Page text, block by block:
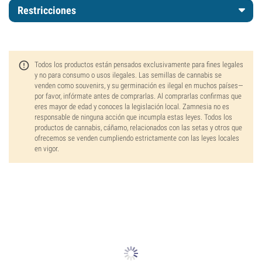
Restricciones
Todos los productos están pensados exclusivamente para fines legales
y no para consumo o usos ilegales. Las semillas de cannabis se
venden como souvenirs, y su germinación es ilegal en muchos países—
por favor, infórmate antes de comprarlas. Al comprarlas confirmas que
eres mayor de edad y conoces la legislación local. Zamnesia no es
responsable de ninguna acción que incumpla estas leyes. Todos los
productos de cannabis, cáñamo, relacionados con las setas y otros que
ofrecemos se venden cumpliendo estrictamente con las leyes locales
en vigor.